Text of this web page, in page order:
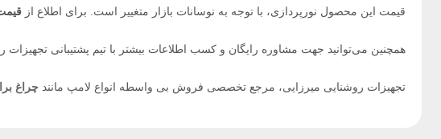
قیمت این محصول نورپردازی، با توجه به نوسانات بازار متغییر است. برای اطلاع از
همچنین می‌توانید جهت مشاوره رایگان و کسب اطلاعات بیشتر با تیم پشتیبانی تجهیزات
تجهیزات روشنایی میرزایی، مرجع تخصصی فروش بی واسطه انواع لامپ مانندچراغ